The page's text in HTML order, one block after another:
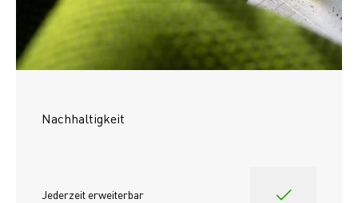
Nachhaltigkeit
Jederzeit erweiterbar